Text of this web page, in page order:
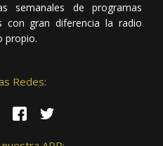
semanales de programas
con gran diferencia la radio
propio.
Redes: